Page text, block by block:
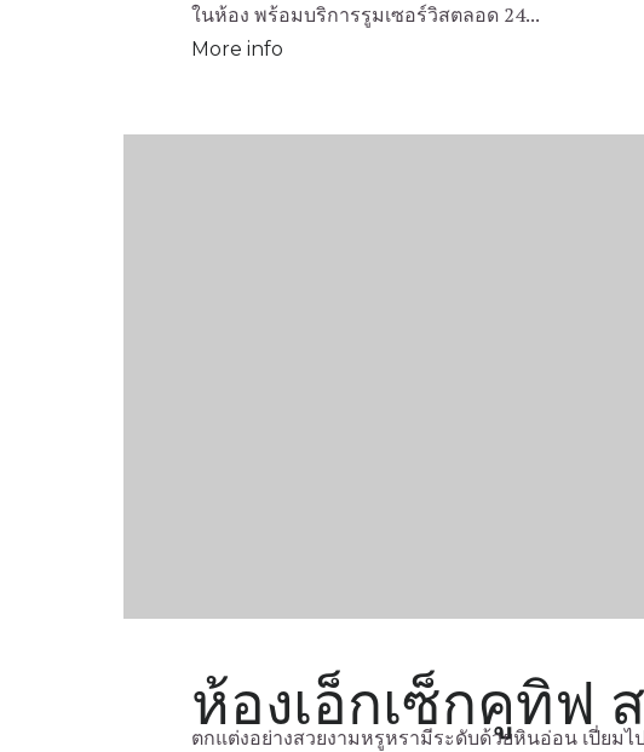
ในห้อง พร้อมบริการรูมเซอร์วิสตลอด 24...
More info
ห้องเอ็กเซ็กคูทิฟ
ตกแต่งอย่างสวยงามหรูหรามีระดับด้วยหินอ่อน เปี่ยมไ